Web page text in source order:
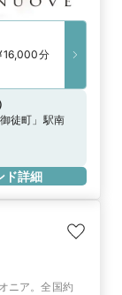
分
徒町」駅南
ド詳細
ニア。全国約